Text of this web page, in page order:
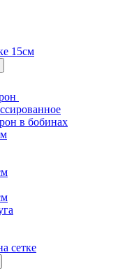
15см
в бобинах
сетке